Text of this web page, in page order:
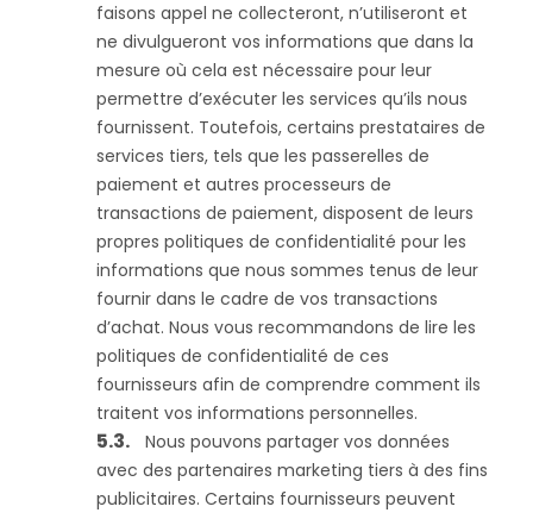
faisons appel ne collecteront, n’utiliseront et
ne divulgueront vos informations que dans la
mesure où cela est nécessaire pour leur
permettre d’exécuter les services qu’ils nous
fournissent. Toutefois, certains prestataires de
services tiers, tels que les passerelles de
paiement et autres processeurs de
transactions de paiement, disposent de leurs
propres politiques de confidentialité pour les
informations que nous sommes tenus de leur
fournir dans le cadre de vos transactions
d’achat. Nous vous recommandons de lire les
politiques de confidentialité de ces
fournisseurs afin de comprendre comment ils
traitent vos informations personnelles.
Nous pouvons partager vos données
avec des partenaires marketing tiers à des fins
publicitaires. Certains fournisseurs peuvent